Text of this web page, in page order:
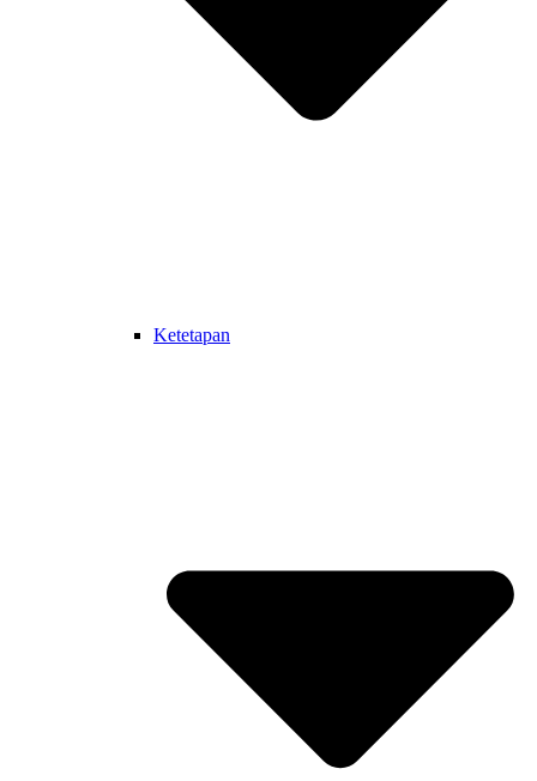
Ketetapan